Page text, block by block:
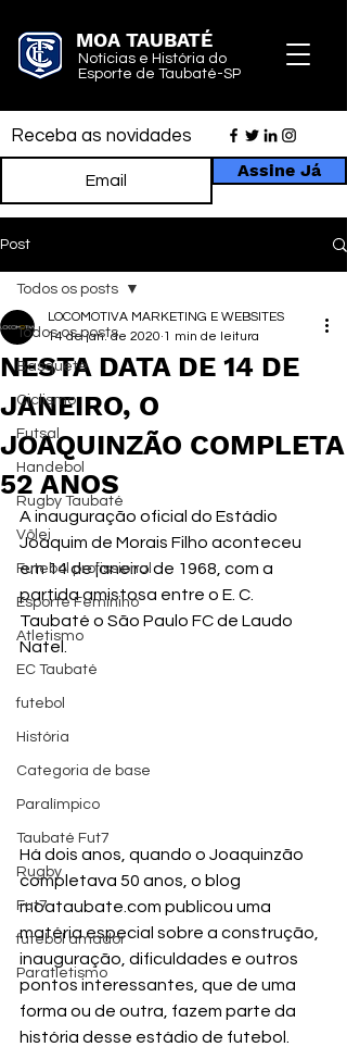
MOA TAUBATÉ
Notícias e História do
Esporte de Taubaté-SP
Receba as novidades
Assine Já
Post
Todos os posts
Basquete
Ciclismo
Futsal
Handebol
Rugby Taubaté
Vôlei
Futebol profissional
Esporte Feminino
Atletismo
EC Taubaté
futebol
História
Categoria de base
Paralímpico
Taubaté Fut7
Rugby
Fut7
futebol amador
Paratletismo
Todos os posts
NESTA DATA DE 14 DE
JANEIRO, O
JOAQUINZÃO COMPLETA
52 ANOS
LOCOMOTIVA MARKETING E WEBSITES
14 de jan. de 2020 1 min de leitura
A inauguração oficial do Estádio
Joaquim de Morais Filho aconteceu
em 14 de janeiro de 1968, com a
partida amistosa entre o E. C.
Taubaté o São Paulo FC de Laudo
Natel.
Há dois anos, quando o Joaquinzão
completava 50 anos, o blog
moataubate.com publicou uma
matéria especial sobre a construção,
inauguração, dificuldades e outros
pontos interessantes, que de uma
forma ou de outra, fazem parte da
história desse estádio de futebol.